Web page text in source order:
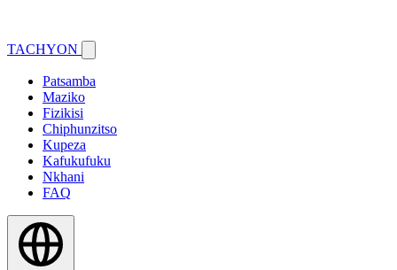
TACHYON
Patsamba
Maziko
Fizikisi
Chiphunzitso
Kupeza
Kafukufuku
Nkhani
FAQ